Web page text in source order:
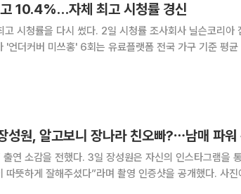
10.4%…자체 최고 시청률 경신
시청률 조사회사 닐슨코리아 집계에 따르면
'언더커버 미쓰홍' 6회는 유료플랫폼 전국 가구 기준 평
평균 3.0
성원, 알고보니 장나라 친오빠?⋯남매 파워
은 자신의 인스타그램을 통해 “정말‘ 모
게 잘해주셨다”라며 촬영 인증샷을 공개했다. 사진에는 장성원을